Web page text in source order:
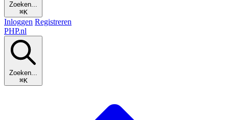
Zoeken...
⌘K
Inloggen Registreren
PHP.nl
Zoeken...
⌘K